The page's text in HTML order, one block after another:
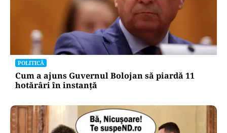
POLITICĂ
Cum a ajuns Guvernul Bolojan să piardă 11
hotărâri în instanță